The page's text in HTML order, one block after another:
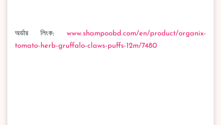
অর্ডার লিংক: www.shampoobd.com/en/product/organix-
tomato-herb-gruffalo-claws-puffs-12m/7480